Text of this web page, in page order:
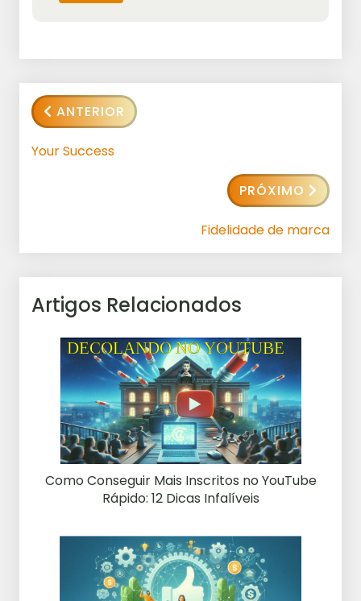
ANTERIOR
Your Success
PRÓXIMO
Fidelidade de marca
Artigos Relacionados
Como Conseguir Mais Inscritos no YouTube
Rápido: 12 Dicas Infalíveis